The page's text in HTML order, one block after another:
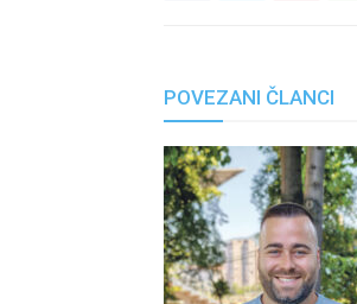
POVEZANI ČLANCI